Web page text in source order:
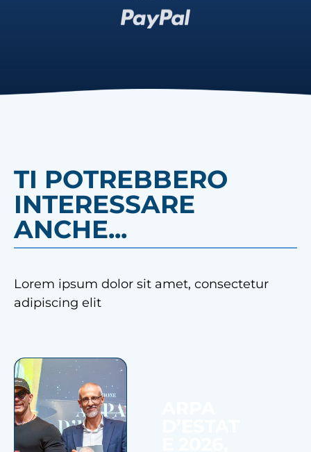
TI POTREBBERO
INTERESSARE
ANCHE...
Lorem ipsum dolor sit amet, consectetur
adipiscing elit